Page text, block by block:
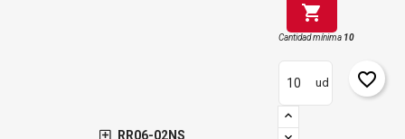
shopping_cart
Cantidad mínima 10
RR06-02NS
ud favorite_border